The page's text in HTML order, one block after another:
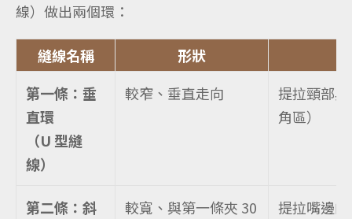
線）做出兩個環：
縫線名稱 形狀
第一條：垂
直環
（U 型縫
線）
較窄、垂直走向
提拉頸部
角區）
第二條：斜
較寬、與第一條夾 30
提拉嘴邊